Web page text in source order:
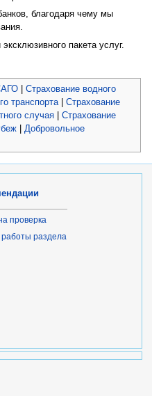
благодаря чему мы
пакета услуг.
Страхование водного
транспорта
Страхование
случая
Страхование
Добровольное
проверка
работы раздела